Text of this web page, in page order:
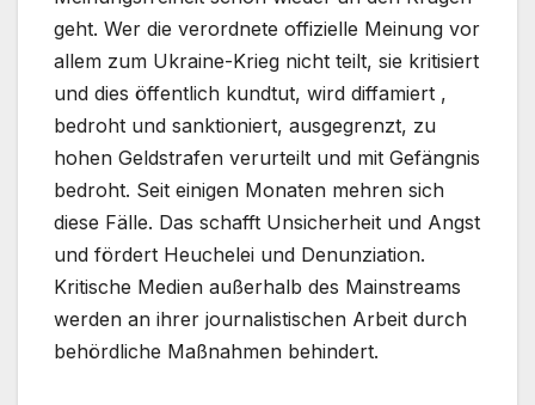
geht. Wer die verordnete offizielle Meinung vor
allem zum Ukraine-Krieg nicht teilt, sie kritisiert
und dies öffentlich kundtut, wird diffamiert ,
bedroht und sanktioniert, ausgegrenzt, zu
hohen Geldstrafen verurteilt und mit Gefängnis
bedroht. Seit einigen Monaten mehren sich
diese Fälle. Das schafft Unsicherheit und Angst
und fördert Heuchelei und Denunziation.
Kritische Medien außerhalb des Mainstreams
werden an ihrer journalistischen Arbeit durch
behördliche Maßnahmen behindert.